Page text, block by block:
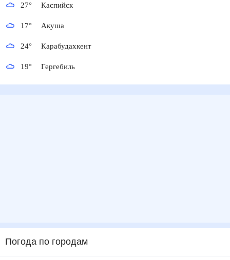
27° Каспийск
17° Акуша
24° Карабудахкент
19° Гергебиль
Погода по городам